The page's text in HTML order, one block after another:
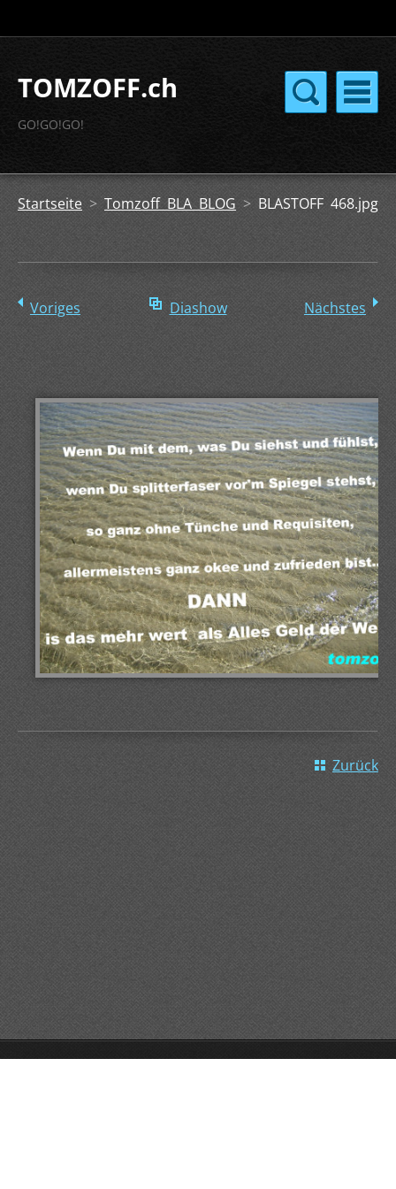
TOMZOFF.ch
GO!GO!GO!
Startseite > Tomzoff BLA BLOG > BLASTOFF 468.jpg
Voriges Diashow Nächstes
Zurück